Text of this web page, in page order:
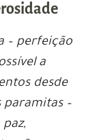
– perfeição
a
desde
paramitas –